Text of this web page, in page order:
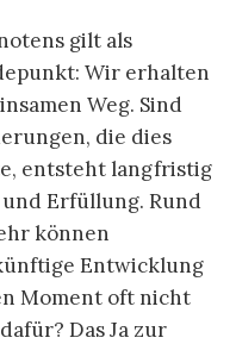
gilt als
Wir erhalten
Weg. Sind
die dies
entsteht langfristig
Erfüllung. Rund
können
Entwicklung
Moment oft nicht
Das Ja zur